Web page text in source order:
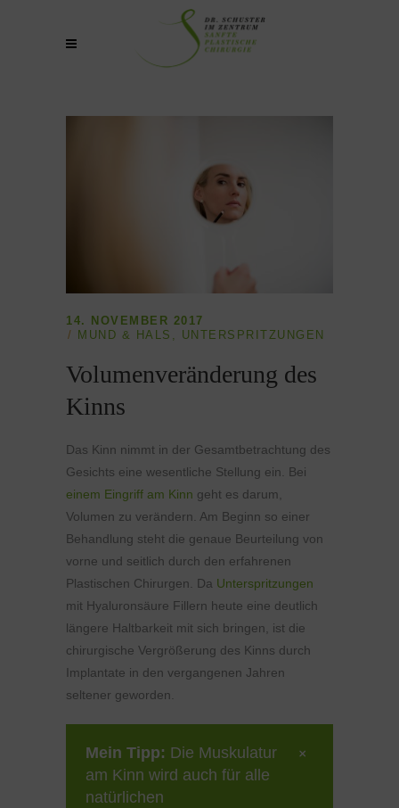
14. NOVEMBER 2017
MUND & HALS , UNTERSPRITZUNGEN
Volumenveränderung des
Kinns
Das Kinn nimmt in der Gesamtbetrachtung des
Gesichts eine wesentliche Stellung ein. Bei
einem Eingriff am Kinn geht es darum,
Volumen zu verändern. Am Beginn so einer
Behandlung steht die genaue Beurteilung von
vorne und seitlich durch den erfahrenen
Plastischen Chirurgen. Da Unterspritzungen
mit Hyaluronsäure Fillern heute eine deutlich
längere Haltbarkeit mit sich bringen, ist die
chirurgische Vergrößerung des Kinns durch
Implantate in den vergangenen Jahren
seltener geworden.
Mein Tipp: Die Muskulatur
am Kinn wird auch für alle
natürlichen